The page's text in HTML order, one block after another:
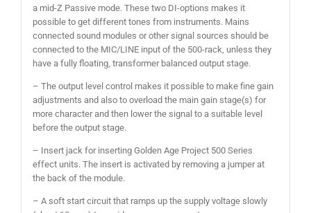
a mid-Z Passive mode. These two DI-options makes it
possible to get different tones from instruments. Mains
connected sound modules or other signal sources should be
connected to the MIC/LINE input of the 500-rack, unless they
have a fully floating, transformer balanced output stage.
– The output level control makes it possible to make fine gain
adjustments and also to overload the main gain stage(s) for
more character and then lower the signal to a suitable level
before the output stage.
– Insert jack for inserting Golden Age Project 500 Series
effect units. The insert is activated by removing a jumper at
the back of the module.
– A soft start circuit that ramps up the supply voltage slowly